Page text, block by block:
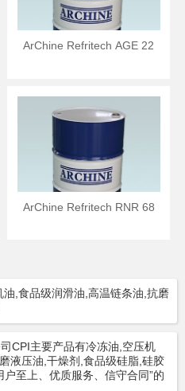
ArChine Refritech AGE 22
ArChine Refritech RNR 68
油,食品级润滑油,高温链条油,抗磨
CPI主要产品有冷冻油,空压机
液压油,干燥剂,食品级硅脂,硅胶
至上、优质服务、信守合同”的